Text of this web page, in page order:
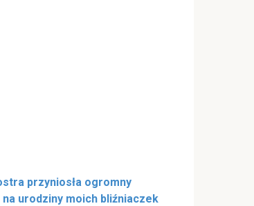
przyniosła ogromny
urodziny moich bliźniaczek